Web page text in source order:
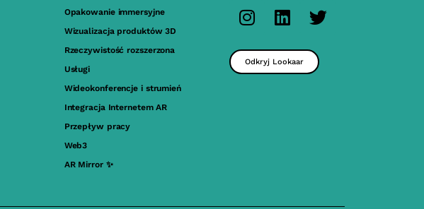
Opakowanie immersyjne
Wizualizacja produktów 3D
Rzeczywistość rozszerzona
Usługi
Wideokonferencje i strumień
Integracja Internetem AR
Przepływ pracy
Web3
AR Mirror ✨
Odkryj Lookaar